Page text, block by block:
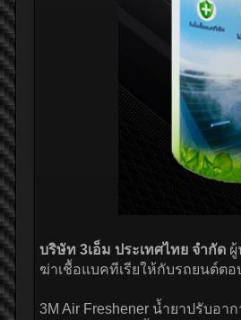
บริษัท 3เอ็ม ประเทศไทย จำกัด
ฆ่าเชื้อแบคทีเรียให้กับรถยนต์ต
3M Air Freshener น้ำยาปรับอ